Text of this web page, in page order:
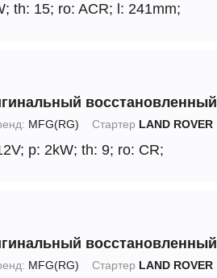
th: 15; ro: ACR; l: 241mm;
восстановленный
MFG(RG) Стартер LAND ROVER
p: 2kW; th: 9; ro: CR;
восстановленный
MFG(RG) Стартер LAND ROVER